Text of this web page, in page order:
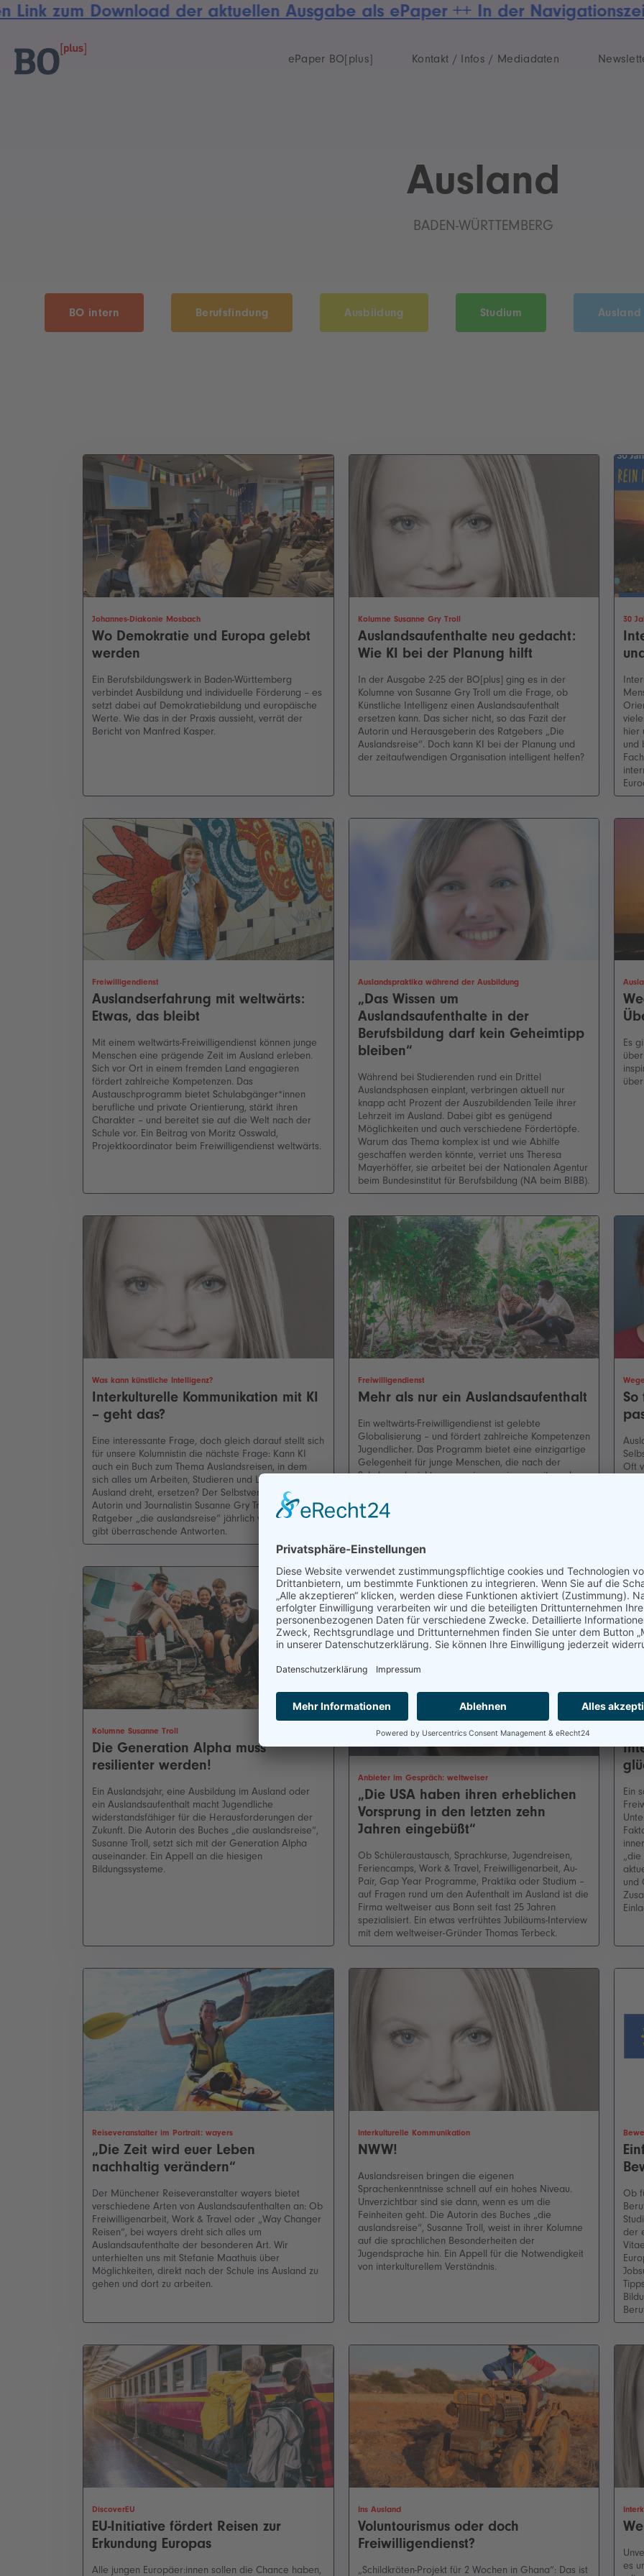
Skip
Skip
primary
navigation
zum Download der aktuellen Ausgabe als ePaper ++ In der
ePaper BO[plus] Kontakt / Infos / Mediadaten
Ausland
BADEN-WÜRTTEMBERG
BO intern Berufsfindung Ausbildung Studium Ausland
Johannes-Diakonie Mosbach
Wo Demokratie und Europa gelebt
werden
Ein Berufsbildungswerk in Baden-Württemberg
verbindet Ausbildung und individuelle Förderung – es
setzt dabei auf Demokratiebildung und europäische
Werte. Wie das in der Praxis aussieht, verrät der
Bericht von Manfred Kasper.
Kolumne Susanne Gry Troll
Auslandsaufenthalte neu gedacht:
Wie KI bei der Planung hilft
In der Ausgabe 2-25 der BO[plus] ging es in der
Kolumne von Susanne Gry Troll um die Frage, ob
Künstliche Intelligenz einen Auslandsaufenthalt
ersetzen kann. Das sicher nicht, so das Fazit der
Autorin und Herausgeberin des Ratgebers „Die
Auslandsreise“. Doch kann KI bei der Planung und
der zeitaufwendigen Organisation intelligent helfen?
30
hier
und
Freiwilligendienst
Auslandserfahrung mit weltwärts:
Etwas, das bleibt
Mit einem weltwärts-Freiwilligendienst können junge
Menschen eine prägende Zeit im Ausland erleben.
Sich vor Ort in einem fremden Land engagieren
fördert zahlreiche Kompetenzen. Das
Austauschprogramm bietet Schulabgänger*innen
berufliche und private Orientierung, stärkt ihren
Charakter – und bereitet sie auf die Welt nach der
Schule vor. Ein Beitrag von Moritz Osswald,
Projektkoordinator beim Freiwilligendienst weltwärts.
Auslandspraktika während der Ausbildung
„Das Wissen um
Auslandsaufenthalte in der
Berufsbildung darf kein Geheimtipp
bleiben“
Während bei Studierenden rund ein Drittel
Auslandsphasen einplant, verbringen aktuell nur
knapp acht Prozent der Auszubildenden Teile ihrer
Lehrzeit im Ausland. Dabei gibt es genügend
Möglichkeiten und auch verschiedene Fördertöpfe.
Warum das Thema komplex ist und wie Abhilfe
geschaffen werden könnte, verriet uns Theresa
Mayerhöffer, sie arbeitet bei der Nationalen Agentur
beim Bundesinstitut für Berufsbildung (NA beim BIBB).
Es
Was kann künstliche Intelligenz?
Interkulturelle Kommunikation mit KI
– geht das?
Eine interessante Frage, doch gleich darauf stellt sich
für unsere Kolumnistin die nächste Frage: Kann KI
auch ein Buch zum Thema Auslandsreisen, in dem
sich alles um Arbeiten, Studieren und Lernen im
Ausland dreht, ersetzen? Der Selbstversuch der
Autorin und Journalistin Susanne Gry Troll, die den
Ratgeber „die auslandsreise“ jährlich veröffentlicht,
gibt überraschende Antworten.
Freiwilligendienst
Mehr als nur ein Auslandsaufenthalt
Ein weltwärts-Freiwilligendienst ist gelebte
Globalisierung – und fördert zahlreiche Kompetenzen
Jugendlicher. Das Programm bietet eine einzigartige
Gelegenheit für junge Menschen, die nach der
Schule noch nicht genau wissen, wie es weitergehen
Vordergrund. Ein Beitrag von Moritz Osswald,
Koordinierungsstelle weltwärts.
Oft
es
Kolumne Susanne Troll
Die Generation Alpha muss
resilienter werden!
Ein Auslandsjahr, eine Ausbildung im Ausland oder
ein Auslandsaufenthalt macht Jugendliche
widerstandsfähiger für die Herausforderungen der
Zukunft. Die Autorin des Buches „die auslandsreise“,
Susanne Troll, setzt sich mit der Generation Alpha
auseinander. Ein Appell an die hiesigen
Bildungssysteme.
Anbieter im Gespräch: weltweiser
„Die USA haben ihren erheblichen
Vorsprung in den letzten zehn
Jahren eingebüßt“
Ob Schüleraustausch, Sprachkurse, Jugendreisen,
Feriencamps, Work & Travel, Freiwilligenarbeit, Au-
Pair, Gap Year Programme, Praktika oder Studium –
auf Fragen rund um den Aufenthalt im Ausland ist die
Firma weltweiser aus Bonn seit fast 25 Jahren
spezialisiert. Ein etwas verfrühtes Jubiläums-Interview
mit dem weltweiser-Gründer Thomas Terbeck.
Ein
„die
und
Reiseveranstalter im Portrait: wayers
„Die Zeit wird euer Leben
nachhaltig verändern“
Der Münchener Reiseveranstalter wayers bietet
verschiedene Arten von Auslandsaufenthalten an: Ob
Freiwilligenarbeit, Work & Travel oder „Way Changer
Reisen“, bei wayers dreht sich alles um
Auslandsaufenthalte der besonderen Art. Wir
unterhielten uns mit Stefanie Maathuis über
Möglichkeiten, direkt nach der Schule ins Ausland zu
gehen und dort zu arbeiten.
Interkulturelle Kommunikation
NWW!
Auslandsreisen bringen die eigenen
Sprachenkenntnisse schnell auf ein hohes Niveau.
Unverzichtbar sind sie dann, wenn es um die
Feinheiten geht. Die Autorin des Buches „die
auslandsreise“, Susanne Troll, weist in ihrer Kolumne
auf die sprachlichen Besonderheiten der
Jugendsprache hin. Ein Appell für die Notwendigkeit
von interkulturellem Verständnis.
Ob
der
DiscoverEU
EU-Initiative fördert Reisen zur
Erkundung Europas
Alle jungen Europäer:innen sollen die Chance haben,
Ins Ausland
Voluntourismus oder doch
Freiwilligendienst?
„Schildkröten-Projekt für 2 Wochen in Ghana“: Das ist
es